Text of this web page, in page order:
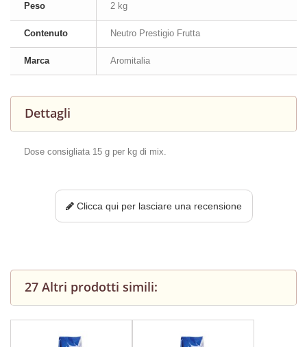
Peso 2 kg
Contenuto Neutro Prestigio Frutta
Marca Aromitalia
Dettagli
Dose consigliata 15 g per kg di mix.
Clicca qui per lasciare una recensione
27 Altri prodotti simili: